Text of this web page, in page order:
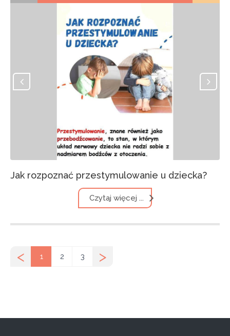
Jak rozpoznać przestymulowanie u dziecka?
Czytaj więcej ...
< 1 2 3 >